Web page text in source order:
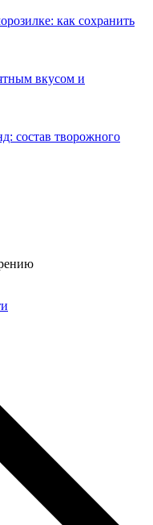
как сохранить
вкусом и
состав творожного